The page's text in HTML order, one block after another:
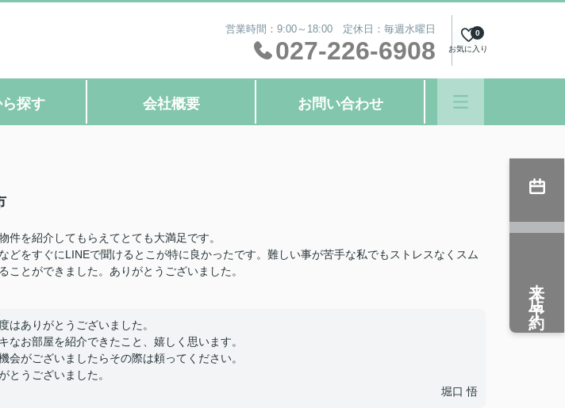
営業時間：9:00～18:00 定休日：毎週水曜日
027-226-6908 お気に入り
0
探す 会社概要 お問い合わせ
件を紹介してもらえてとても大満足です。
どをすぐにLINEで聞けるとこが特に良かったです。難しい事が苦手な私でもストレスなくスム
ことができました。ありがとうございました。
はありがとうございました。
なお部屋を紹介できたこと、嬉しく思います。
会がございましたらその際は頼ってください。
とうございました。
堀口 悟
来店予約